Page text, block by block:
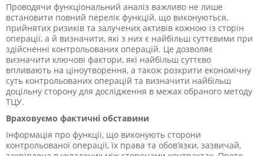
Проводячи функціональний аналіз важливо не лише
встановити повний перелік функцій, що виконуються,
прийнятих ризиків та залучених активів кожною із сторін
операції, а й визначити, які з них є найбільш суттєвими при
здійсненні контрольованих операцій. Це дозволяє
визначити ключові фактори, які найбільш суттєво
впливають на ціноутворення, а також розкрити економічну
суть контрольованих операцій та визначити найбільш
доцільну сторону для дослідження в межах обраного методу
ТЦУ.
Враховуємо фактичні обставини
Інформація про функції, що виконують сторони
контрольованої операції, їх права та обов’язки, зазвичай,